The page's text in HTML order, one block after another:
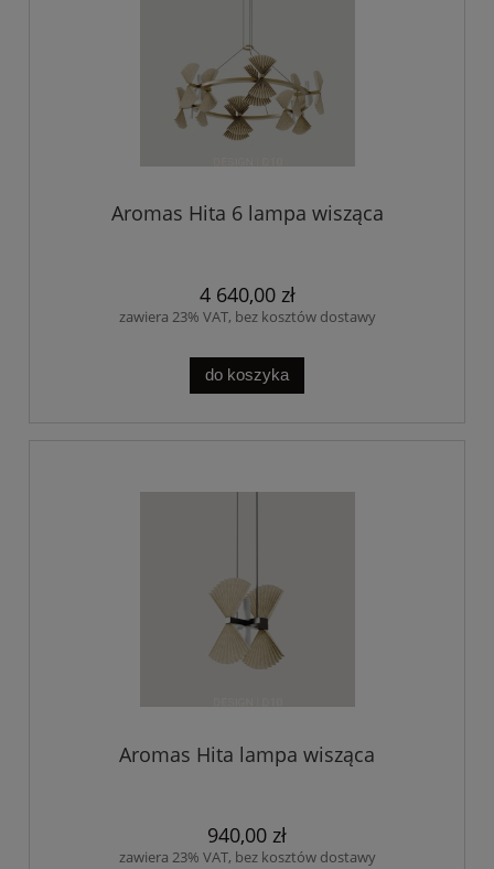
Aromas Hita 6 lampa wisząca
4 640,00 zł
zawiera 23% VAT, bez kosztów dostawy
do koszyka
Aromas Hita lampa wisząca
940,00 zł
zawiera 23% VAT, bez kosztów dostawy